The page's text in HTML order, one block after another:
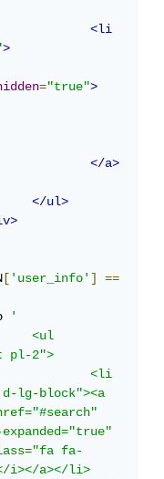
<li
>
="true">
</a>
</ul>
['user_info']
==
'
pl-2">
d-lg-block"><a
fa-
i></a></li>